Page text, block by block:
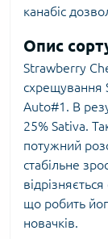
канабіс
Опис
Strawberry
схрещування
Auto#1. В
25% Sativa.
потужний
стабільне
що робить
новачків.